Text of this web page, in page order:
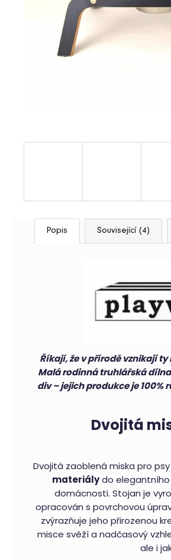
Popis Související (4)
Říkají, že v přírodě vznikají
Malá rodinná truhlářská
div – jejich produkce je
Dvojitá
Dvojitá zaoblená miska pro psy
materiálydo elegantního
domácnosti. Stojan je
opracován s povrchovou
zvýrazňuje jeho přirozenou
misce svěží a nadčasový
ale i
n